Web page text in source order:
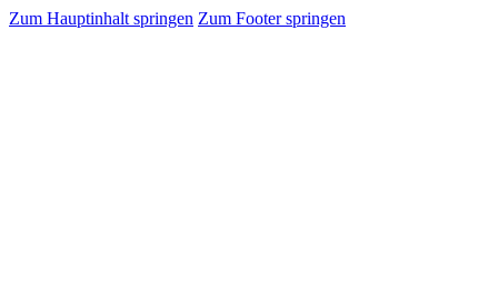
Zum Hauptinhalt springen Zum Footer springen